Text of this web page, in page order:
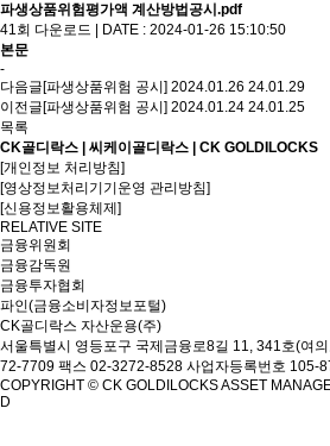
파생상품위험평가액 계산방법공시.pdf
41회 다운로드 | DATE : 2024-01-26 15:10:50
본문
-
다음글[파생상품위험 공시] 2024.01.26 24.01.29
이전글[파생상품위험 공시] 2024.01.24 24.01.25
목록
CK골디락스 | 씨케이골디락스 | CK GOLDILOCKS
[개인정보 처리방침]
[영상정보처리기기운영 관리방침]
[신용정보활용체제]
RELATIVE SITE
금융위원회
금융감독원
금융투자협회
파인(금융소비자정보포털)
CK골디락스 자산운용(주)
서울특별시 영등포구 국제금융로8길 11, 341호(여
72-7709 팩스 02-3272-8528 사업자등록번호 105-
COPYRIGHT © CK GOLDILOCKS ASSET
D